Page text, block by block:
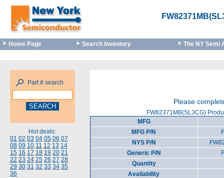
Home Page Search Inventory The NY Semi
Part # search
Hot deals:
01 02 03 04 05 06 07
08 09 10 11 12 13 14
15 16 17 18 19 20 21
22 23 24 25 26 27 28
29 30 31 32 33 34 35
36
Please
FW82371MB(SL3CG)
MFG
MFG P/N
NYS P/N
Generic P/N
Quantity
Availability